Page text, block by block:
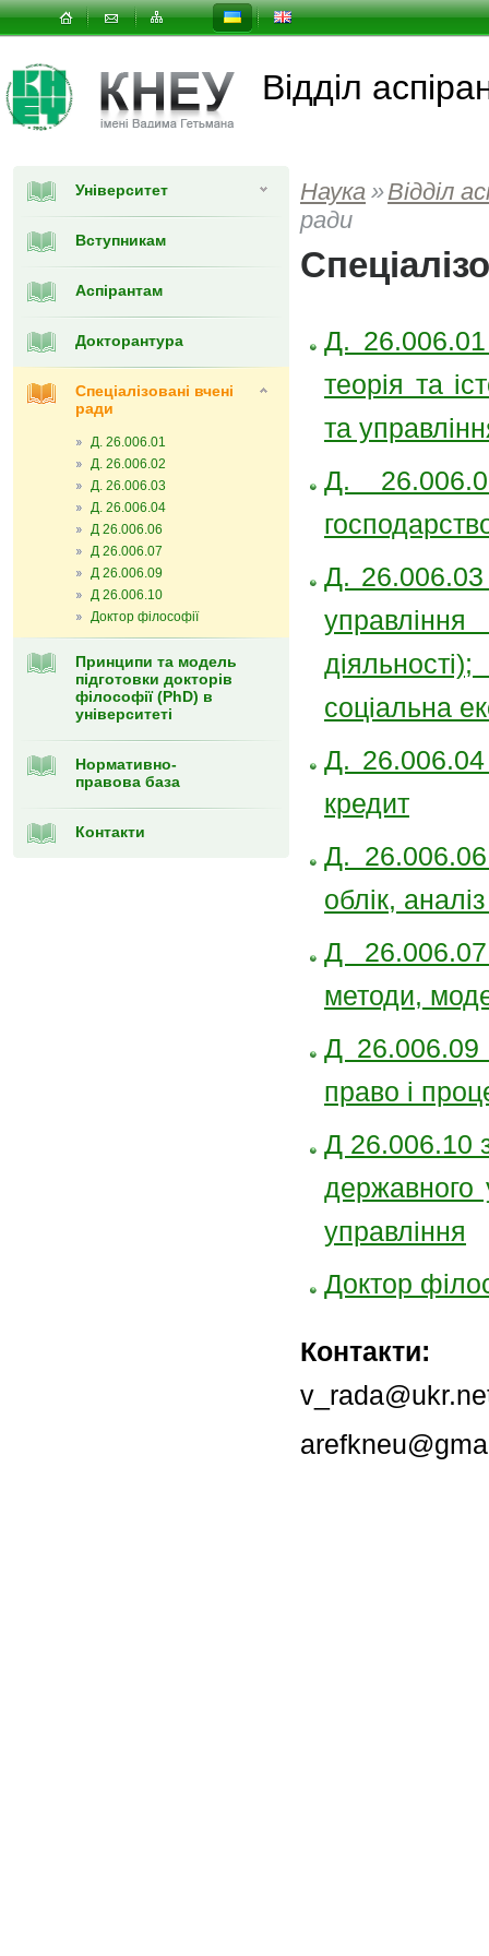
Відділ
Університет
Вступникам
Аспірантам
Докторантура
Спеціалізовані вчені
ради
Д. 26.006.01
Д. 26.006.02
Д. 26.006.03
Д. 26.006.04
Д 26.006.06
Д 26.006.07
Д 26.006.09
Д 26.006.10
Доктор філософії
Принципи та модель
підготовки докторів
філософії (PhD) в
університеті
Нормативно-
правова база
Контакти
Наука »Відділ
ради
Д.
теорія та
та
Д.
Д. 26.006.03
соціальна
Д. 26.006.04
кредит
Д.
облік,
Д
методи,
Д 26.006.09
право і
Д 26.006.10
державного
управління
Доктор
Контакти: